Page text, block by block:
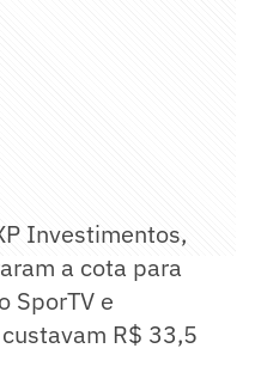
Investimentos,
a cota para
SporTV e
R$ 33,5